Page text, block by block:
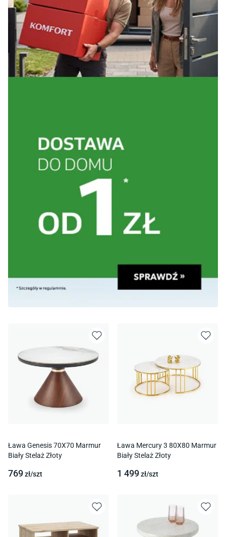
Ława Genesis 70X70 Marmur
Biały Stelaż Złoty
769zł/szt
Ława Mercury 3 80X80 Marmur
Biały Stelaż Złoty
1 499zł/szt